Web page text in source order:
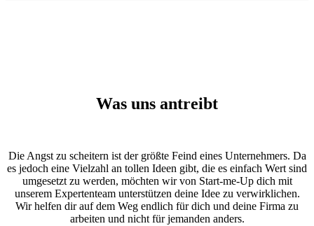
Was uns antreibt
Die Angst zu scheitern ist der größte Feind eines Unternehmers. Da
es jedoch eine Vielzahl an tollen Ideen gibt, die es einfach Wert sind
umgesetzt zu werden, möchten wir von Start-me-Up dich mit
unserem Expertenteam unterstützen deine Idee zu verwirklichen.
Wir helfen dir auf dem Weg endlich für dich und deine Firma zu
arbeiten und nicht für jemanden anders.